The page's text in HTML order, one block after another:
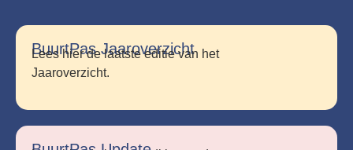
BuurtPas Jaaroverzicht
Lees hier de laatste editie van het
Jaaroverzicht.